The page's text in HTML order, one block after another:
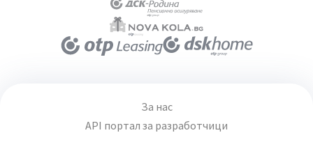
За нас
API портал за разработчици